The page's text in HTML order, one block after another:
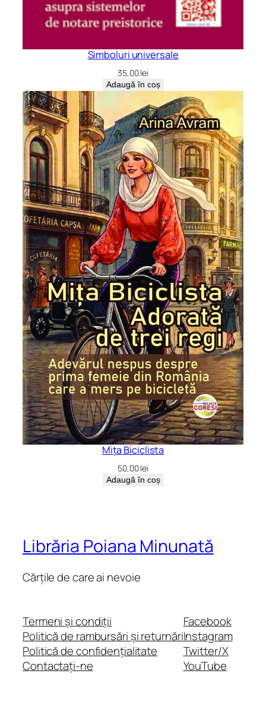
Simboluri universale
35,00lei
Adaugă în coș
Mița Biciclista
50,00lei
Adaugă în coș
Librăria Poiana Minunată
Cărțile de care ai nevoie
Termeni și condiții
Politică de rambursări și returnări
Politică de confidențialitate
Contactați-ne
Facebook
Instagram
Twitter/X
YouTube